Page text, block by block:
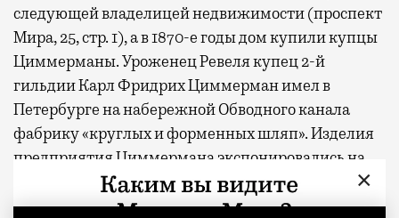
следующей владелицей недвижимости (проспект
Мира, 25, стр. 1), а в 1870-е годы дом купили купцы
Циммерманы. Уроженец Ревеля купец 2-й
гильдии Карл Фридрих Циммерман имел в
Петербурге на набережной Обводного канала
фабрику «круглых и форменных шляп». Изделия
предприятия Циммермана экспонировались на
Всемирной выставке в Лондоне и были
увековечены пером Федора Михайловича
×